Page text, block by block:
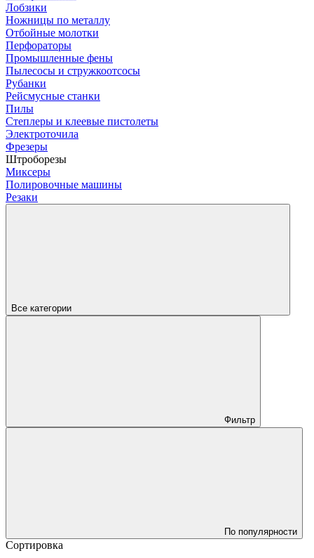
Лобзики
Ножницы по металлу
Отбойные молотки
Перфораторы
Промышленные фены
Пылесосы и стружкоотсосы
Рубанки
Рейсмусные станки
Пилы
Степлеры и клеевые пистолеты
Электроточила
Фрезеры
Штроборезы
Миксеры
Полировочные машины
Резаки
Все категории
Фильтр
По популярности
Сортировка